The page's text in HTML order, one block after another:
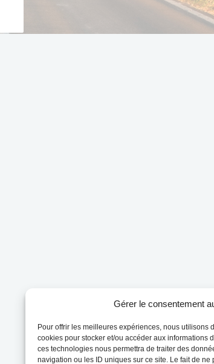
Gérer le consentement
Pour offrir les meilleures expériences, nous utilisons
cookies pour stocker et/ou accéder aux informations
ces technologies nous permettra de traiter des
navigation ou les ID uniques sur ce site. Le fait de ne